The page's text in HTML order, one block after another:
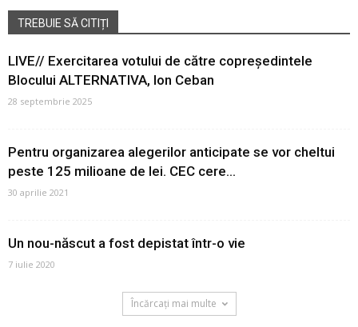
TREBUIE SĂ CITIȚI
LIVE// Exercitarea votului de către copreședintele
Blocului ALTERNATIVA, Ion Ceban
28 septembrie 2025
Pentru organizarea alegerilor anticipate se vor cheltui
peste 125 milioane de lei. CEC cere...
30 aprilie 2021
Un nou-născut a fost depistat într-o vie
7 iulie 2020
Încărcați mai multe